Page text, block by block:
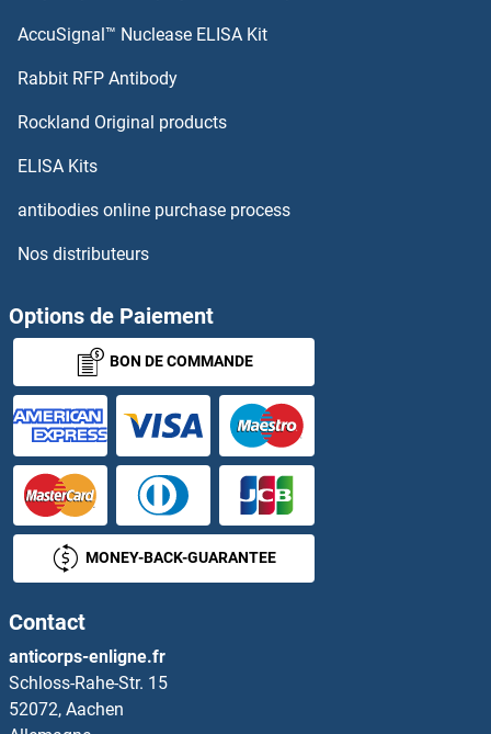
SP4 Anticorps
SPANXB1 Anticorps
SPANXC Anticorps
SPANXD Anticorps
SPANXE Anticorps
SPARC Anticorps
SPARCL1 Anticorps
Spastic Paraplegia 20 (Troyer Syndrome) Anticorps
Spastin Anticorps
SPATA13 Anticorps
SPATA16 Anticorps
AccuSignal™ Nuclease ELISA Kit
Rabbit RFP Antibody
Rockland Original products
ELISA Kits
antibodies online purchase process
Nos distributeurs
Options de Paiement
BON DE COMMANDE
MONEY-BACK-GUARANTEE
Contact
anticorps-enligne.fr
Schloss-Rahe-Str. 15
52072, Aachen